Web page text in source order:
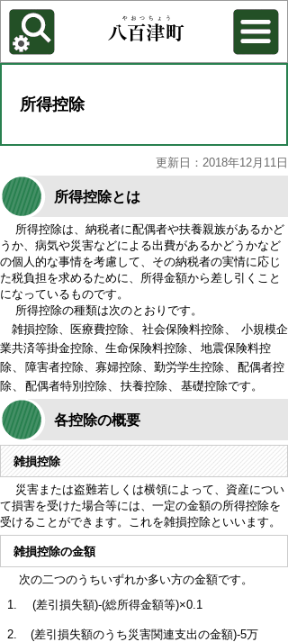
各種機能
背景色を変更する
所得控除
更新日：2018年12月11日
所得控除とは
所得控除は、納税者に配偶者や扶養親族があるかど
うか、病気や災害などによる出費があるかどうかなど
の個人的な事情を考慮して、その納税者の実情に応じ
た税負担を求めるために、所得金額から差し引くこと
になっているものです。
所得控除の種類は次のとおりです。
雑損控除、医療費控除、 社会保険料控除、
小規模企
業共済等掛金控除、生命保険料控除、
地震保険料控
除、 障害者控除、寡婦控除、勤労学生控除、
配偶者控
除、 配偶者特別控除、 扶養控除、 基礎控除です。
各控除の概要
雑損控除
災害または盗難若しくは横領によって、資産につい
て損害を受けた場合等には、一定の金額の所得控除を
受けることができます。これを雑損控除といいます。
雑損控除の金額
次の二つのうちいずれか多い方の金額です。
(差引損失額)-(総所得金額等)×0.1
(差引損失額のうち災害関連支出の金額)-5万